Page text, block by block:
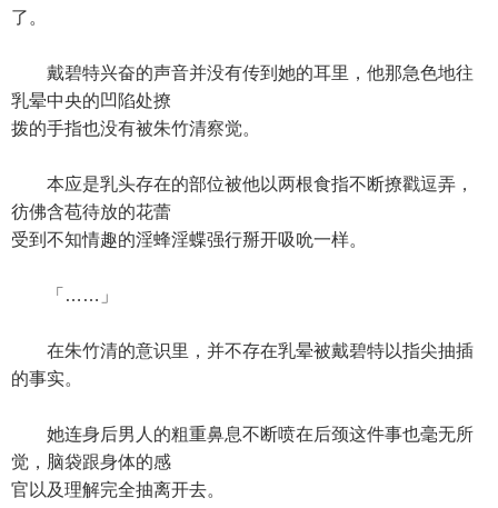
了。
戴碧特兴奋的声音并没有传到她的耳里，他那急色地往
乳晕中央的凹陷处撩
拨的手指也没有被朱竹清察觉。
本应是乳头存在的部位被他以两根食指不断撩戳逗弄，
彷佛含苞待放的花蕾
受到不知情趣的淫蜂淫蝶强行掰开吸吮一样。
「……」
在朱竹清的意识里，并不存在乳晕被戴碧特以指尖抽插
的事实。
她连身后男人的粗重鼻息不断喷在后颈这件事也毫无所
觉，脑袋跟身体的感
官以及理解完全抽离开去。